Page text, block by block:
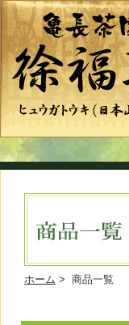
ホーム > 商品一覧